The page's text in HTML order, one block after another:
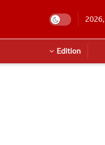
Edition